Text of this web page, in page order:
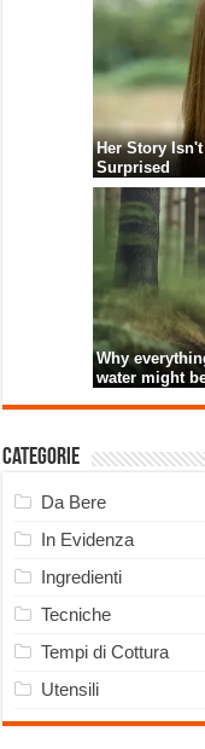
Categorie
Da Bere
In Evidenza
Ingredienti
Tecniche
Tempi di Cottura
Utensili